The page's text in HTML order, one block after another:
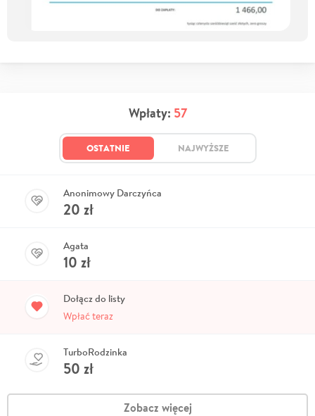
Wpłaty: 57
OSTATNIE NAJWYŻSZE
Anonimowy Darczyńca
20 zł
Agata
10 zł
Dołącz do listy
Wpłać teraz
TurboRodzinka
50 zł
Zobacz więcej